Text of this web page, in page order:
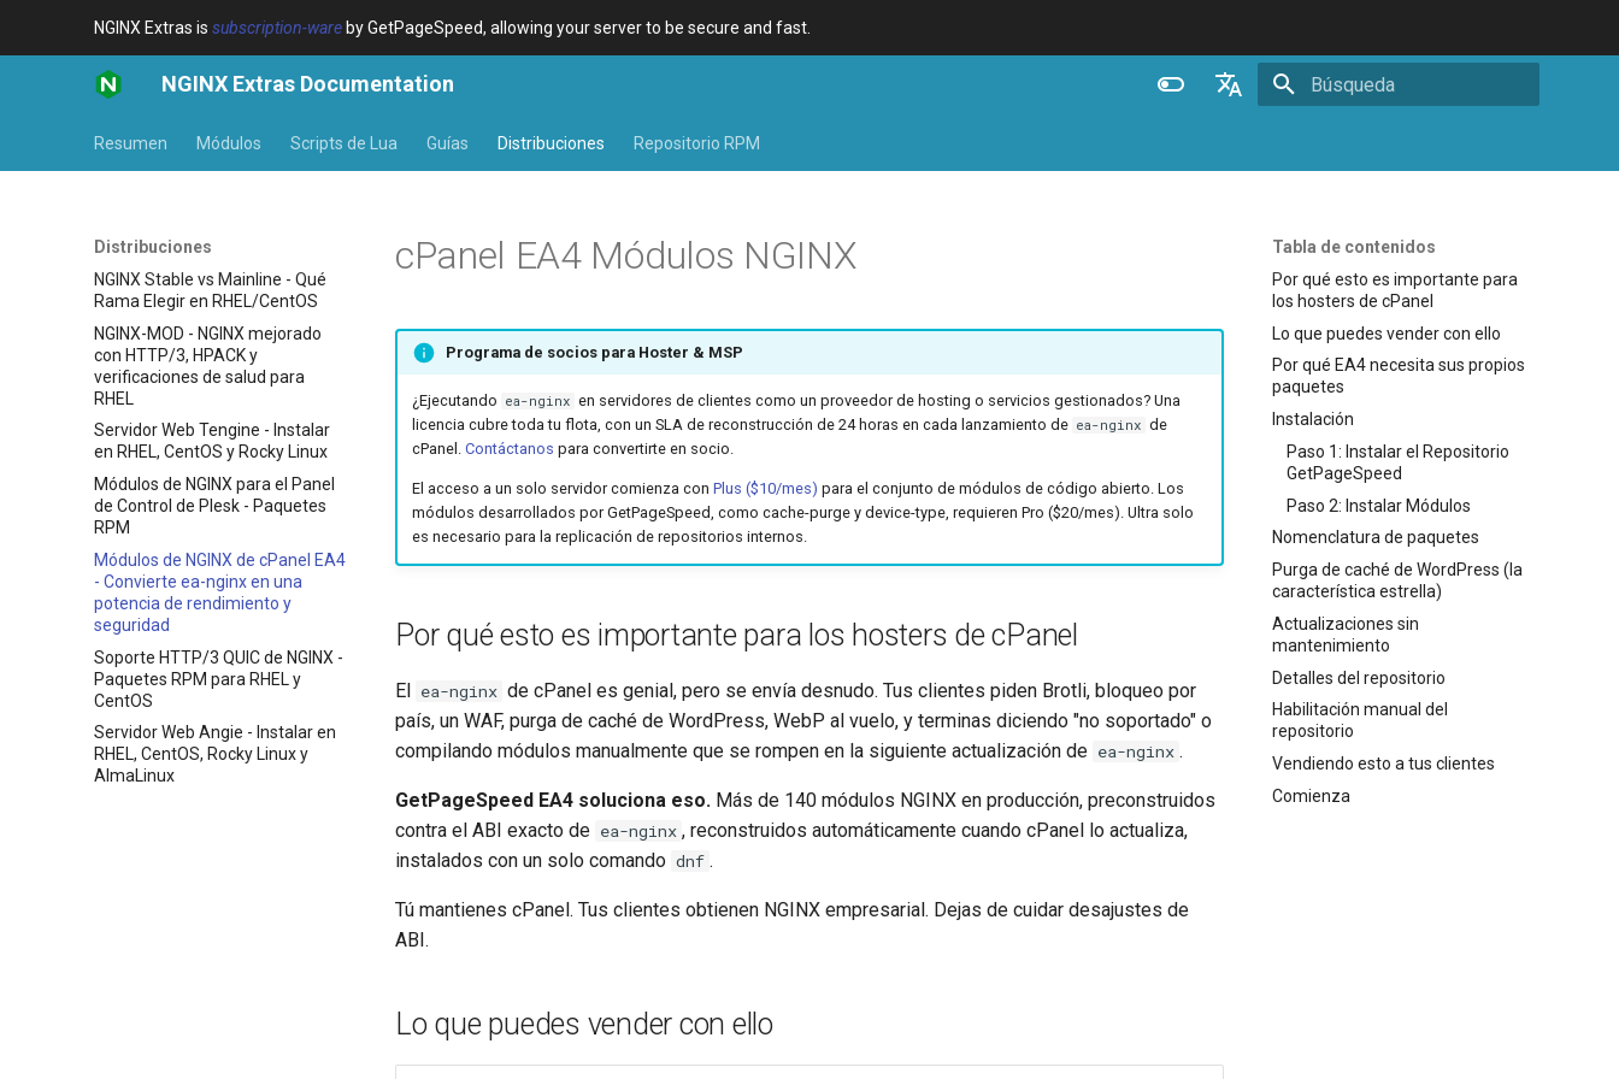
NGINX Extras is subscription-ware by GetPageSpeed, allowing your server to be secure and fast.
NGINX Extras Documentation
中文
Resumen Módulos Scripts de Lua Guías Distribuciones Repositorio RPM
Distribuciones
NGINX Stable vs Mainline - Qué
Rama Elegir en RHEL/CentOS
NGINX-MOD - NGINX mejorado
con HTTP/3, HPACK y
verificaciones de salud para
RHEL
Servidor Web Tengine - Instalar
en RHEL, CentOS y Rocky Linux
Módulos de NGINX para el Panel
de Control de Plesk - Paquetes
RPM
Módulos de NGINX de cPanel EA4
- Convierte ea-nginx en una
potencia de rendimiento y
seguridad
Soporte HTTP/3 QUIC de NGINX -
Paquetes RPM para RHEL y
CentOS
Servidor Web Angie - Instalar en
RHEL, CentOS, Rocky Linux y
AlmaLinux
Tabla de contenidos
Por qué esto es importante para
los hosters de cPanel
Lo que puedes vender con ello
Por qué EA4 necesita sus propios
paquetes
Instalación
Paso 1: Instalar el Repositorio
GetPageSpeed
Paso 2: Instalar Módulos
Nomenclatura de paquetes
Purga de caché de WordPress (la
característica estrella)
Actualizaciones sin
mantenimiento
Detalles del repositorio
Habilitación manual del
repositorio
Vendiendo esto a tus clientes
Comienza
cPanel EA4 Módulos NGINX
Programa de socios para Hoster & MSP
¿Ejecutando ea-nginx en servidores de clientes como un proveedor de hosting o servicios gestionados? Una
licencia cubre toda tu flota, con un SLA de reconstrucción de 24 horas en cada lanzamiento de ea-nginx de
cPanel. Contáctanos para convertirte en socio.
El acceso a un solo servidor comienza con Plus ($10/mes) para el conjunto de módulos de código abierto. Los
módulos desarrollados por GetPageSpeed, como cache-purge y device-type, requieren Pro ($20/mes). Ultra solo
es necesario para la replicación de repositorios internos.
Por qué esto es importante para los hosters de cPanel
El ea-nginx de cPanel es genial, pero se envía desnudo. Tus clientes piden Brotli, bloqueo por
país, un WAF, purga de caché de WordPress, WebP al vuelo, y terminas diciendo "no soportado" o
compilando módulos manualmente que se rompen en la siguiente actualización de ea-nginx .
GetPageSpeed EA4 soluciona eso. Más de 140 módulos NGINX en producción, preconstruidos
contra el ABI exacto de ea-nginx , reconstruidos automáticamente cuando cPanel lo actualiza,
instalados con un solo comando dnf .
Tú mantienes cPanel. Tus clientes obtienen NGINX empresarial. Dejas de cuidar desajustes de
ABI.
Lo que puedes vender con ello